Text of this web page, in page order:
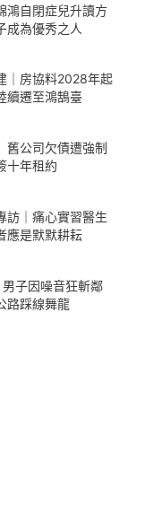
鴻自閉症兒升讀方
為優秀之人
｜房協料2028年起
遷至鴻鵠臺
公司欠債遭強制
年租約
訪｜痛心實習醫生
應是默默耕耘
子因噪音狂斬鄰
路踩線舞龍